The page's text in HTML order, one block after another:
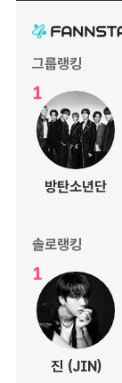
그룹랭킹
1
방탄소년단
솔로랭킹
1
진 (JIN)